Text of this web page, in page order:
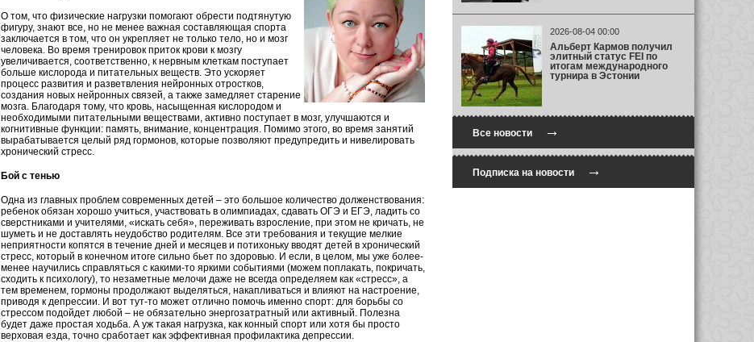
О том, что физические нагрузки помогают обрести подтянутую
фигуру, знают все, но не менее важная составляющая спорта
заключается в том, что он укрепляет не только тело, но и мозг
человека. Во время тренировок приток крови к мозгу
увеличивается, соответственно, к нервным клеткам поступает
больше кислорода и питательных веществ. Это ускоряет
процесс развития и разветвления нейронных отростков,
создания новых нейронных связей, а также замедляет старение
мозга. Благодаря тому, что кровь, насыщенная кислородом и
необходимыми питательными веществами, активно поступает в мозг, улучшаются и
когнитивные функции: память, внимание, концентрация. Помимо этого, во время занятий
вырабатывается целый ряд гормонов, которые позволяют предупредить и нивелировать
хронический стресс.
Бой с тенью
Одна из главных проблем современных детей – это большое количество долженствования:
ребенок обязан хорошо учиться, участвовать в олимпиадах, сдавать ОГЭ и ЕГЭ, ладить со
сверстниками и учителями, «искать себя», переживать взросление, при этом не кричать, не
шуметь и не доставлять неудобство родителям. Все эти требования и текущие мелкие
неприятности копятся в течение дней и месяцев и потихоньку вводят детей в хронический
стресс, который в конечном итоге сильно бьет по здоровью. И если, в целом, мы уже более-
менее научились справляться с какими-то яркими событиями (можем поплакать, покричать,
сходить к психологу), то незаметные мелочи даже не всегда определяем как «стресс», а
тем временем, гормоны продолжают выделяться, накапливаться и влияют на настроение,
приводя к депрессии. И вот тут-то может отлично помочь именно спорт: для борьбы со
стрессом подойдет любой – не обязательно энергозатратный или активный. Полезна
будет даже простая ходьба. А уж такая нагрузка, как конный спорт или хотя бы просто
верховая езда, точно сработает как эффективная профилактика депрессии.
2026-08-04 00:00
Альберт Кармов получил
элитный статус FEI по
итогам международного
турнира в Эстонии
Все новости→
Подписка на новости→